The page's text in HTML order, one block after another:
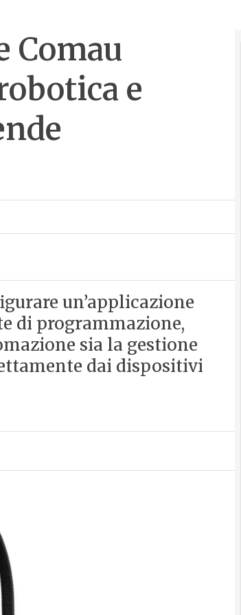
Comau
e
un’applicazione
di programmazione,
sia la gestione
dai dispositivi